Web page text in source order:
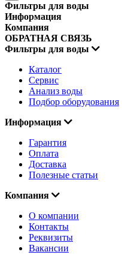
Фильтры для воды
Информация
Компания
ОБРАТНАЯ СВЯЗЬ
Фильтры для воды
Каталог
Сервис
Анализ воды
Подбор оборудования
Информация
Гарантия
Оплата
Доставка
Полезные статьи
Компания
О компании
Контакты
Реквизиты
Вакансии